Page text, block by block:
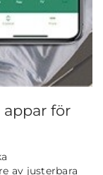
för
av justerbara